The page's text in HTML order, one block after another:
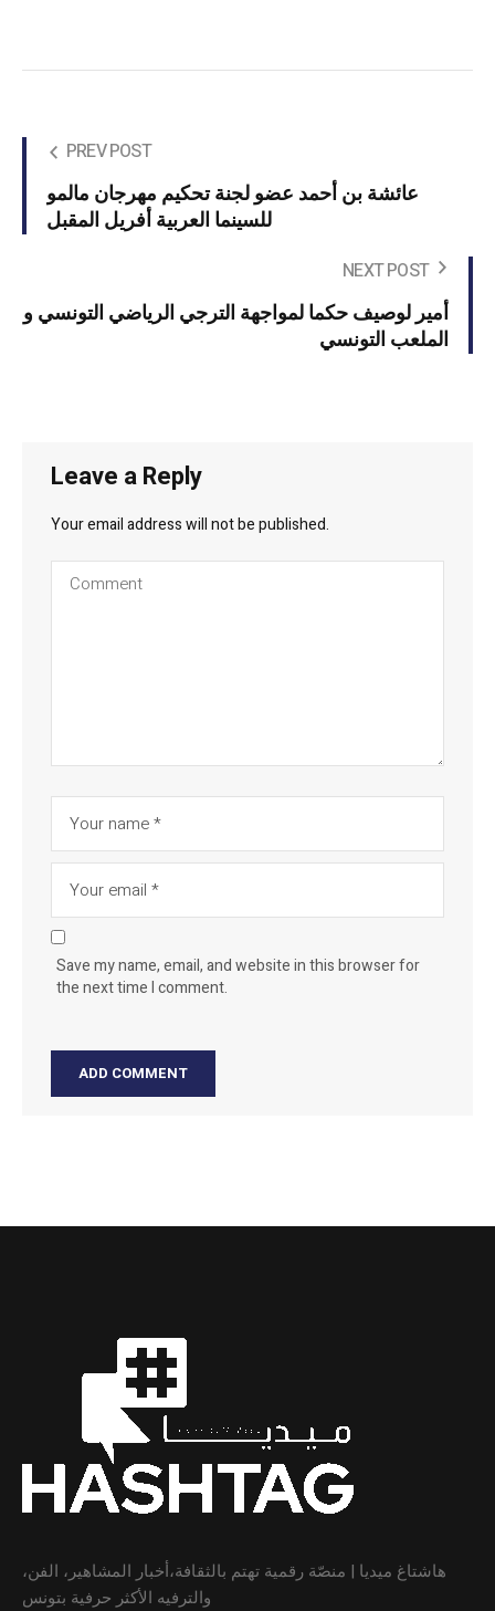
PREV POST
عائشة بن أحمد عضو لجنة تحكيم مهرجان مالمو
للسينما العربية أفريل المقبل
NEXT POST
أمير لوصيف حكما لمواجهة الترجي الرياضي التونسي و
الملعب التونسي
Leave a Reply
Your email address will not be published.
Save my name, email, and website in this browser for
the next time I comment.
هاشتاغ ميديا | منصّة رقمية تهتم بالثقافة،أخبار المشاهير، الفن،
والترفيه الأكثر حرفية بتونس